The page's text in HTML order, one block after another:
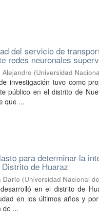
del servicio de
redes neuronales
Alejandro (Universidad
investigación tuvo como
público en el distrito de
que ...
para determinar la
de Huaraz
Darío (Universidad Nacional
en el distrito de
en los últimos años y
de ...